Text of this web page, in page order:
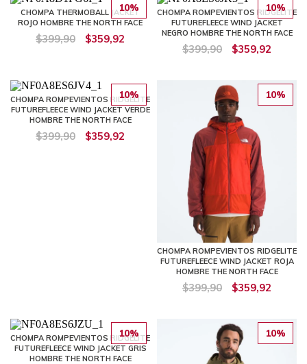
10%
CHOMPA THERMOBALL JACKET
ROJO HOMBRE THE NORTH FACE
$399,90 $359,92
10%
CHOMPA ROMPEVIENTOS RIDGELITE
FUTUREFLEECE WIND JACKET
NEGRO HOMBRE THE NORTH FACE
$399,90 $359,92
10%
CHOMPA ROMPEVIENTOS RIDGELITE
FUTUREFLEECE WIND JACKET VERDE
HOMBRE THE NORTH FACE
$399,90 $359,92
10%
CHOMPA ROMPEVIENTOS RIDGELITE
FUTUREFLEECE WIND JACKET ROJA
HOMBRE THE NORTH FACE
$399,90 $359,92
10%
CHOMPA ROMPEVIENTOS RIDGELITE
FUTUREFLEECE WIND JACKET GRIS
HOMBRE THE NORTH FACE
10%